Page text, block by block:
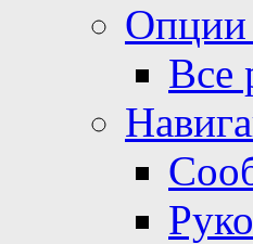
Опции
Все